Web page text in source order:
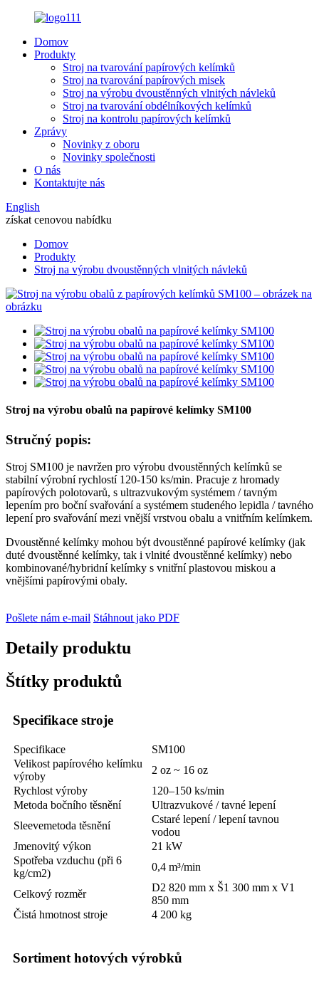
Domov
Produkty
Stroj na tvarování papírových kelímků
Stroj na tvarování papírových misek
Stroj na výrobu dvoustěnných vlnitých návleků
Stroj na tvarování obdélníkových kelímků
Stroj na kontrolu papírových kelímků
Zprávy
Novinky z oboru
Novinky společnosti
O nás
Kontaktujte nás
English
získat cenovou nabídku
Domov
Produkty
Stroj na výrobu dvoustěnných vlnitých návleků
Stroj na výrobu obalů na papírové kelímky SM100
Stručný popis:
Stroj SM100 je navržen pro výrobu dvoustěnných kelímků se
stabilní výrobní rychlostí 120-150 ks/min. Pracuje z hromady
papírových polotovarů, s ultrazvukovým systémem / tavným
lepením pro boční svařování a systémem studeného lepidla / tavného
lepení pro svařování mezi vnější vrstvou obalu a vnitřním kelímkem.
Dvoustěnné kelímky mohou být dvoustěnné papírové kelímky (jak
duté dvoustěnné kelímky, tak i vlnité dvoustěnné kelímky) nebo
kombinované/hybridní kelímky s vnitřní plastovou miskou a
vnějšími papírovými obaly.
Pošlete nám e-mail Stáhnout jako PDF
Detaily produktu
Štítky produktů
Specifikace stroje
Specifikace
SM100
Velikost papírového kelímku
výroby
2 oz ~ 16 oz
Rychlost výroby
120–150 ks/min
Metoda bočního těsnění
Ultrazvukové / tavné lepení
Sleevemetoda těsnění
Cstaré lepení / lepení tavnou
vodou
Jmenovitý výkon
21 kW
Spotřeba vzduchu (při 6
kg/cm2)
0,4 m³/min
Celkový rozměr
D2 820 mm x Š1 300 mm x V1
850 mm
Čistá hmotnost stroje
4 200 kg
Sortiment hotových výrobků